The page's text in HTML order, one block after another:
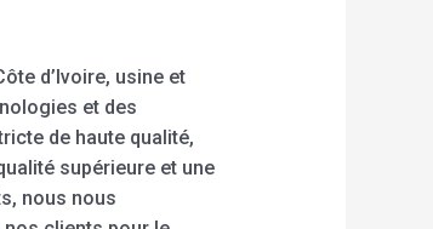
d’Ivoire, usine et
et des
de haute qualité,
supérieure et une
nous nous